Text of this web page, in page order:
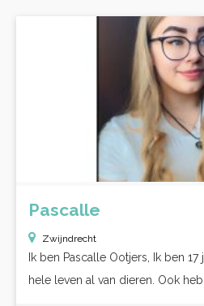
Pascalle
Zwijndrecht
Ik ben Pascalle Ootjers, Ik ben
hele leven al van dieren. Ook heb